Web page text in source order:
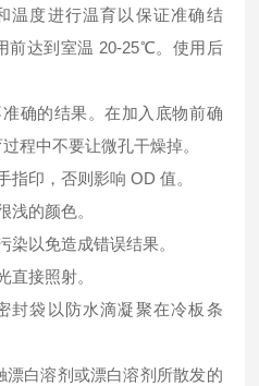
温度进行温育以保证准确结
前达到室温 20-25℃。使用后
确的结果。在加入底物前确
程中不要让微孔干燥掉。
指印，否则影响 OD 值。
浅的颜色。
染以免造成错误结果。
直接照射。
封袋以防水滴凝聚在冷板条
漂白溶剂或漂白溶剂所散发的